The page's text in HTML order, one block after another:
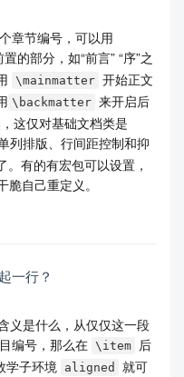
章节编号，可以用
的部分，如“前言” “序”之
\mainmatter 开始正文
\backmatter 来开启后
这仅对基础文档类是
列排版、行间距控制和抑
有的有宏包可以设置，
自己重定义。
一行？
义是什么，从仅仅这一段
编号，那么在 \item
后
学子环境 aligned
就可